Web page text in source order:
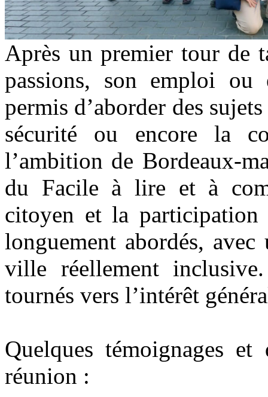
Après un premier tour de
passions, son emploi ou
permis d’aborder des
sécurité ou encore la
l’ambition de Bordeaux-
du Facile à lire et à
citoyen et la participation
longuement abordés,
ville réellement
tournés vers l’intérêt
Quelques témoignages et
réunion :